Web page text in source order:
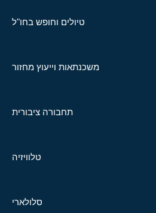
טיולים וחופש בחו"ל
משכנתאות וייעוץ מחזור
תחבורה ציבורית
טלוויזיה
סלולארי